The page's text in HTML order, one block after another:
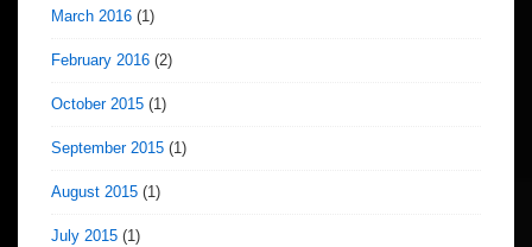
March 2016 (1)
February 2016 (2)
October 2015 (1)
September 2015 (1)
August 2015 (1)
July 2015 (1)